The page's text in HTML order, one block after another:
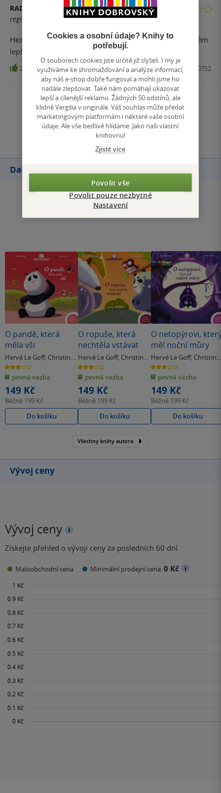
RADKA ŠINDELÁŘOVÁ
registrovaný uživatel
Hezké ilustrace, opět krkolomný text, ale určitě patří k těm
lepším ze série.
2 Kniha, Drobek, 2021, 9788027700752
Zobrazit všechna hodnocení
Přidat hodnocení
Další knihy autora
O pandě, která
měla vši
Hervé Le Goff, Christine
Beigel
2.9
z
5
hvězdiček
pevná vazba
149 Kč
Běžně 199 Kč
Do košíku
O ropuše, která
nechtěla vstávat
Hervé Le Goff, Christine
Beigel
3.2
z
5
hvězdiček
pevná vazba
149 Kč
Běžně 199 Kč
Do košíku
O netopýrovi,
měl noční můry
Hervé Le Goff, Christine
Beigel
3.0
z
5
hvězdiček
pevná vazba
149 Kč
Běžně 199 Kč
Do košíku
Všechny knihy autora
Vývoj ceny
Vývoj ceny
Získejte přehled o vývoji ceny za posledních 60 dní.
Maloobchodní cena Minimální prodejní cena:0 Kč
Cookies a osobní údaje? Knihy to
potřebují.
O souborech cookies jste určitě již slyšeli. I my je
využíváme ke shromažďování a analýze informací,
aby náš e-shop dobře fungoval a mohli jsme ho
nadále zlepšovat. Také nám pomáhají ukazovat
lepší a cílenější reklamu. Žádných 50 odstínů, ale
klidně Vergilia v originále. Váš souhlas může předat
marketingovým platformám i některé vaše osobní
údaje. Ale vše bedlivě hlídáme. Jako naši vlastní
knihovnu!
Zjistit více
Povolit vše
Povolit pouze nezbytné
Nastavení